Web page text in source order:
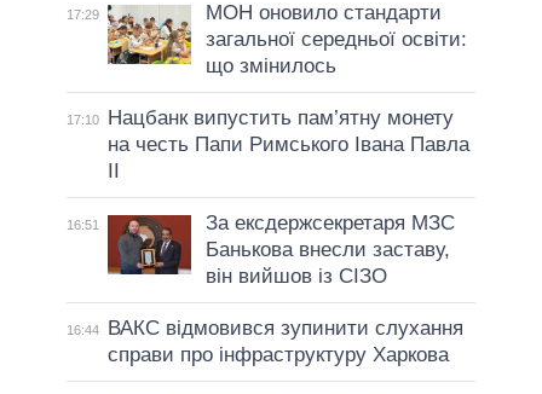
17:29
МОН оновило стандарти
загальної середньої освіти:
що змінилось
17:10
Нацбанк випустить пам’ятну монету
на честь Папи Римського Івана Павла
16:51
За ексдержсекретаря МЗС
Банькова внесли заставу,
він вийшов із СІЗО
16:44
ВАКС відмовився зупинити слухання
справи про інфраструктуру Харкова